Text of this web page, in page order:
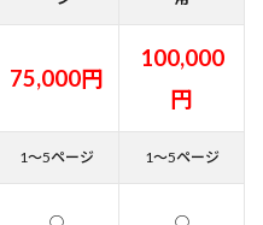
75,000円
100,000
円
1～5ページ 1～5ページ